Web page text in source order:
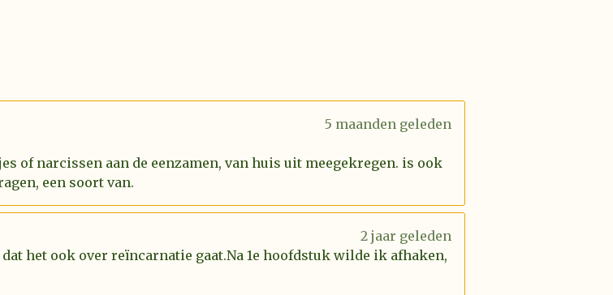
5 maanden geleden
of narcissen aan de eenzamen, van huis uit meegekregen. is ook
een soort van.
2 jaar geleden
het ook over reïncarnatie gaat.Na 1e hoofdstuk wilde ik afhaken,